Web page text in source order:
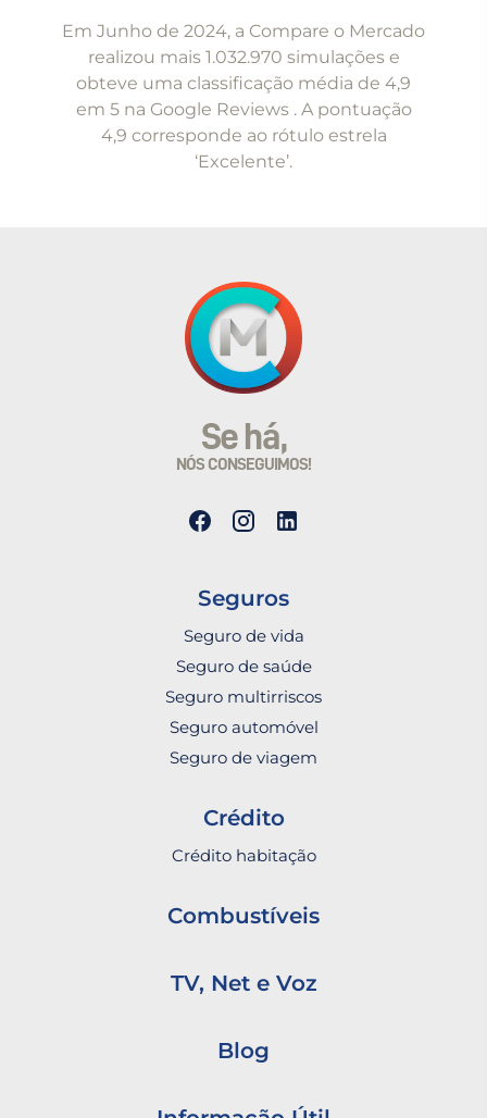
Em Junho de 2024, a Compare o Mercado
realizou mais 1.032.970 simulações e
obteve uma classificação média de 4,9
em 5 na Google Reviews . A pontuação
4,9 corresponde ao rótulo estrela
‘Excelente’.
Se há,
NÓS CONSEGUIMOS!
Seguros
Seguro de vida
Seguro de saúde
Seguro multirriscos
Seguro automóvel
Seguro de viagem
Crédito
Crédito habitação
Combustíveis
TV, Net e Voz
Blog